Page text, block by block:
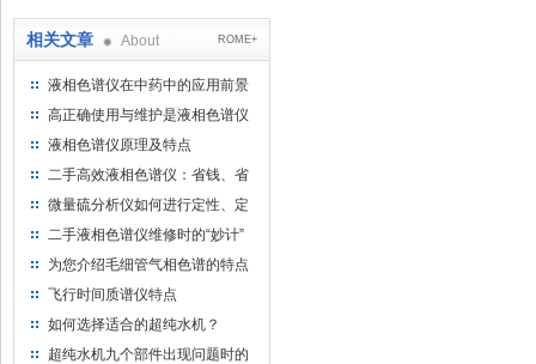
相关文章 About ROME+
液相色谱仪在中药中的应用前景
高正确使用与维护是液相色谱仪
保持良好状态和性能的前提
液相色谱仪原理及特点
二手高效液相色谱仪：省钱、省
时、省心的明智选择
微量硫分析仪如何进行定性、定
量分析
二手液相色谱仪维修时的“妙计”
为您介绍毛细管气相色谱的特点
和优点
飞行时间质谱仪特点
如何选择适合的超纯水机？
超纯水机九个部件出现问题时的